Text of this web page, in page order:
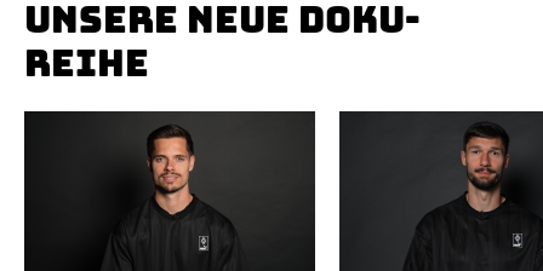
UNSERE NEUE DOKU-
REIHE